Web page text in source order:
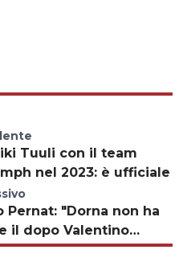
Tuuli con il team
nel 2023: è ufficiale
Pernat: "Dorna non ha
il dopo Valentino